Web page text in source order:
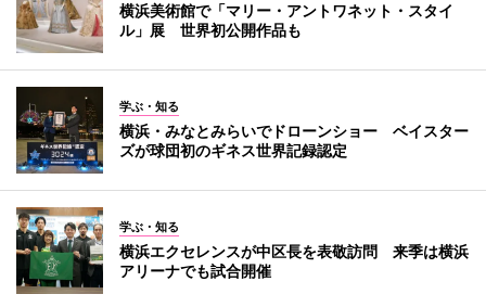
横浜美術館で「マリー・アントワネット・スタイ
ル」展 世界初公開作品も
学ぶ・知る
横浜・みなとみらいでドローンショー ベイスター
ズが球団初のギネス世界記録認定
学ぶ・知る
横浜エクセレンスが中区長を表敬訪問 来季は横浜
アリーナでも試合開催